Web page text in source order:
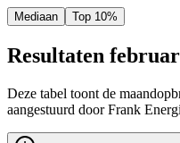
Mediaan Top 10%
Resultaten
Deze tabel toont de
aangestuurd door Frank